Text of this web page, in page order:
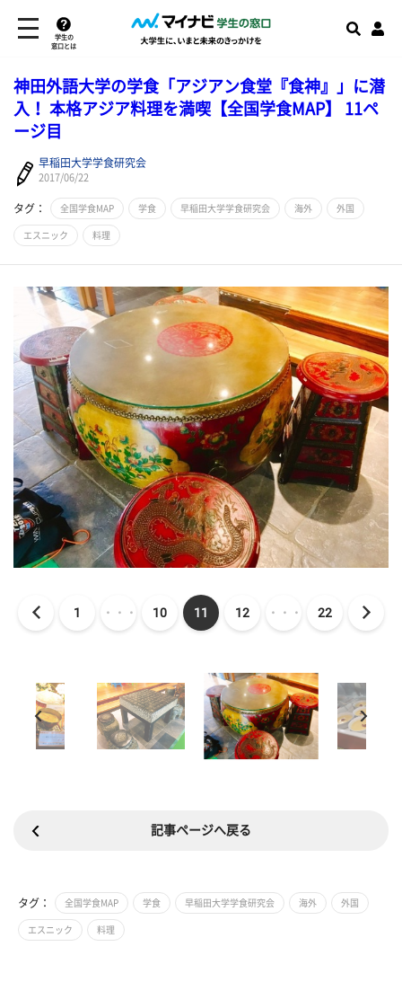
学生の
窓口とは
神田外語大学の学食「アジアン食堂『食神』」に潜
入！ 本格アジア料理を満喫【全国学食MAP】 11ペ
ージ目
早稲田大学学食研究会
2017/06/22
タグ： 全国学食MAP 学食 早稲田大学学食研究会 海外 外国
エスニック 料理
1 ・・・ 10 11 12 ・・・ 22
記事ページへ戻る
タグ： 全国学食MAP 学食 早稲田大学学食研究会 海外 外国
エスニック 料理